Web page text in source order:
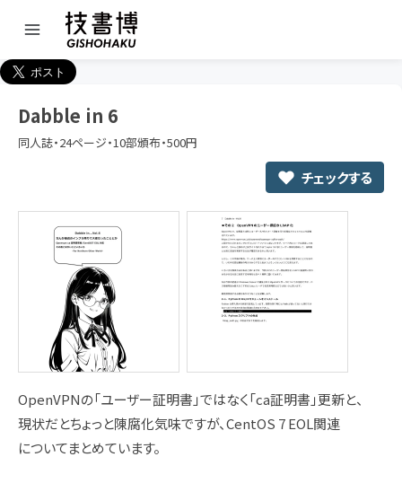
Dabble in 6
同人誌・24ページ・10部頒布・500円
チェックする
OpenVPNの「ユーザー証明書」ではなく「ca証明書」更新と、
現状だとちょっと陳腐化気味ですが、CentOS 7 EOL関連
についてまとめています。